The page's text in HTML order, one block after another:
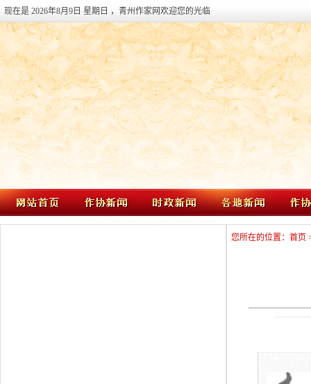
现在是 2026年8月9日 星期日 ，青州作家网欢迎您的光临
您所在的位置：首页